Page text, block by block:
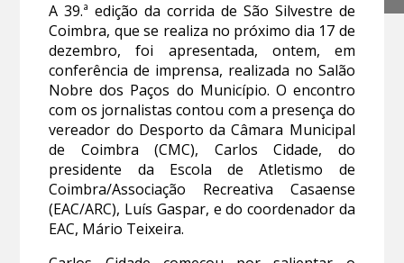
A 39.ª edição da corrida de São Silvestre de
Coimbra, que se realiza no próximo dia 17 de
dezembro, foi apresentada, ontem, em
conferência de imprensa, realizada no Salão
Nobre dos Paços do Município. O encontro
com os jornalistas contou com a presença do
vereador do Desporto da Câmara Municipal
de Coimbra (CMC), Carlos Cidade, do
presidente da Escola de Atletismo de
Coimbra/Associação Recreativa Casaense
(EAC/ARC), Luís Gaspar, e do coordenador da
EAC, Mário Teixeira.